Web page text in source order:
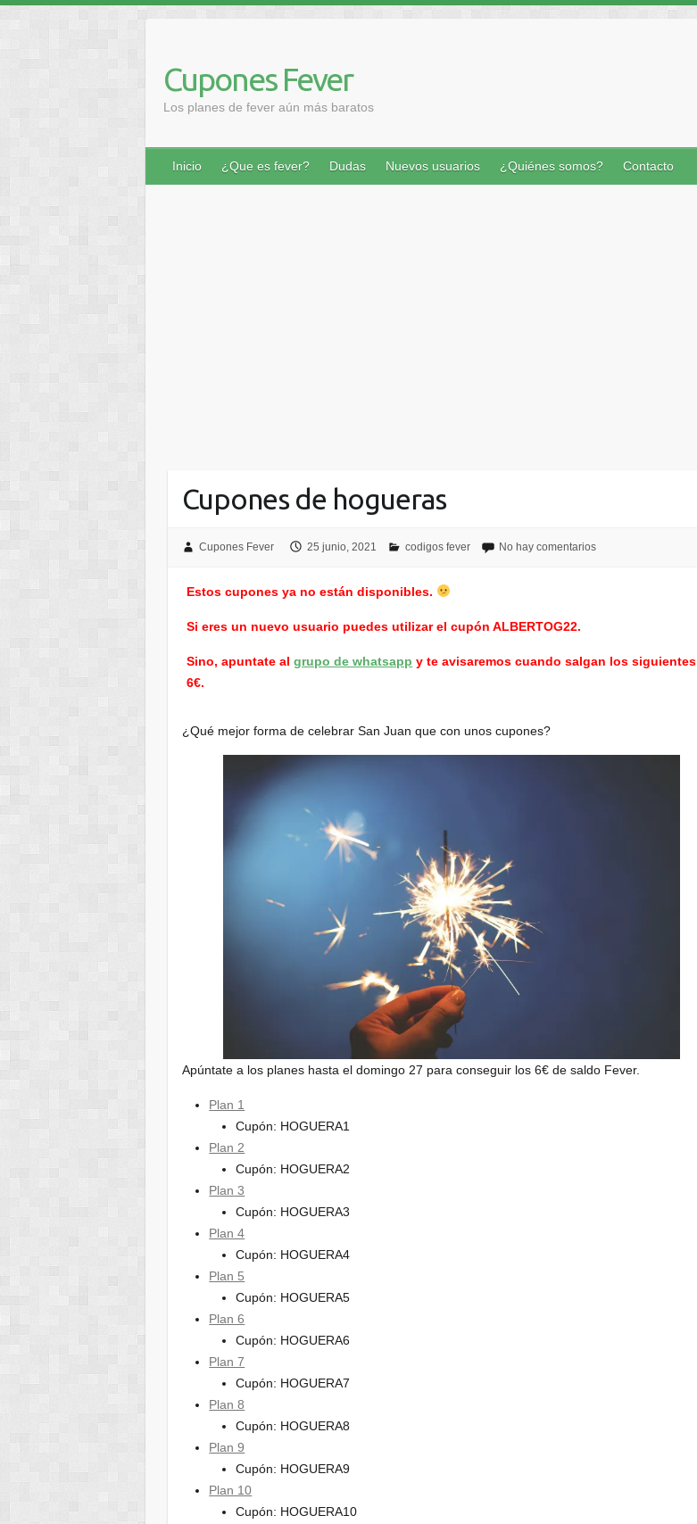
contenido
Cupones Fever
Los planes de fever aún más baratos
Inicio ¿Que es fever? Dudas Nuevos usuarios ¿Quiénes somos? Contacto
Cupones de hogueras
Cupones Fever 25 junio, 2021 codigos fever No hay comentarios
Estos cupones ya no están disponibles.
Si eres un nuevo usuario puedes utilizar el cupón ALBERTOG22.
Sino, apuntate algrupo de whatsapp y te avisaremos cuando salgan los siguientes
6€.
¿Qué mejor forma de celebrar San Juan que con unos cupones?
Apúntate a los planes hasta el domingo 27 para conseguir los 6€ de saldo Fever.
Plan 1
Cupón: HOGUERA1
Plan 2
Cupón: HOGUERA2
Plan 3
Cupón: HOGUERA3
Plan 4
Cupón: HOGUERA4
Plan 5
Cupón: HOGUERA5
Plan 6
Cupón: HOGUERA6
Plan 7
Cupón: HOGUERA7
Plan 8
Cupón: HOGUERA8
Plan 9
Cupón: HOGUERA9
Plan 10
Cupón: HOGUERA10